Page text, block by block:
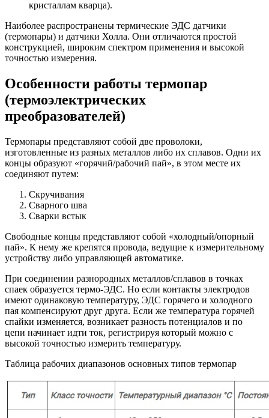
кристаллам кварца).
Наиболее распространены термические ЭДС датчики
(термопары) и датчики Холла. Они отличаются простой
конструкцией, широким спектром применения и высокой
точностью измерения.
Особенности работы термопар
(термоэлектрических
преобразователей)
Термопары представляют собой две проволоки,
изготовленные из разных металлов либо их сплавов. Одни их
концы образуют «горячий/рабочий пай», в этом месте их
соединяют путем:
Скручивания
Сварного шва
Сварки встык
Свободные концы представляют собой «холодный/опорный
пай». К нему же крепятся провода, ведущие к измерительному
устройству либо управляющей автоматике.
При соединении разнородных металлов/сплавов в точках
спаек образуется термо-ЭДС. Но если контакты электродов
имеют одинаковую температуру, ЭДС горячего и холодного
пая компенсируют друг друга. Если же температура горячей
спайки изменяется, возникает разность потенциалов и по
цепи начинает идти ток, регистрируя который можно с
высокой точностью измерить температуру.
Таблица рабочих диапазонов основных типов термопар